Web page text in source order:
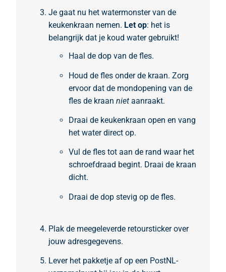
Je gaat nu het watermonster van de
keukenkraan nemen. Let op: het is
belangrijk dat je koud water gebruikt!
Haal de dop van de fles.
Houd de fles onder de kraan. Zorg
ervoor dat de mondopening van de
fles de kraan niet aanraakt.
Draai de keukenkraan open en vang
het water direct op.
Vul de fles tot aan de rand waar het
schroefdraad begint. Draai de kraan
dicht.
Draai de dop stevig op de fles.
Plak de meegeleverde retoursticker over
jouw adresgegevens.
Lever het pakketje af op een PostNL-